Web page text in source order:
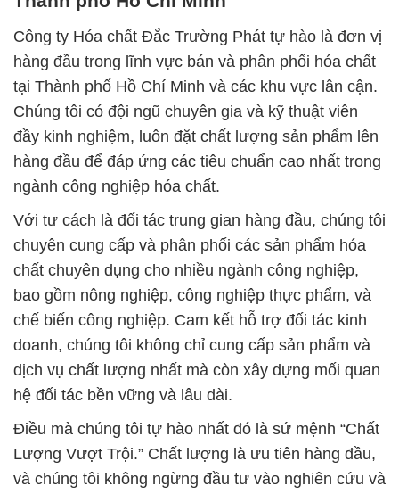
Công ty Hóa chất Đắc Trường Phát tự hào là đơn vị
hàng đầu trong lĩnh vực bán và phân phối hóa chất
tại Thành phố Hồ Chí Minh và các khu vực lân cận.
Chúng tôi có đội ngũ chuyên gia và kỹ thuật viên
đầy kinh nghiệm, luôn đặt chất lượng sản phẩm lên
hàng đầu để đáp ứng các tiêu chuẩn cao nhất trong
ngành công nghiệp hóa chất.
Với tư cách là đối tác trung gian hàng đầu, chúng tôi
chuyên cung cấp và phân phối các sản phẩm hóa
chất chuyên dụng cho nhiều ngành công nghiệp,
bao gồm nông nghiệp, công nghiệp thực phẩm, và
chế biến công nghiệp. Cam kết hỗ trợ đối tác kinh
doanh, chúng tôi không chỉ cung cấp sản phẩm và
dịch vụ chất lượng nhất mà còn xây dựng mối quan
hệ đối tác bền vững và lâu dài.
Điều mà chúng tôi tự hào nhất đó là sứ mệnh “Chất
Lượng Vượt Trội.” Chất lượng là ưu tiên hàng đầu,
và chúng tôi không ngừng đầu tư vào nghiên cứu và